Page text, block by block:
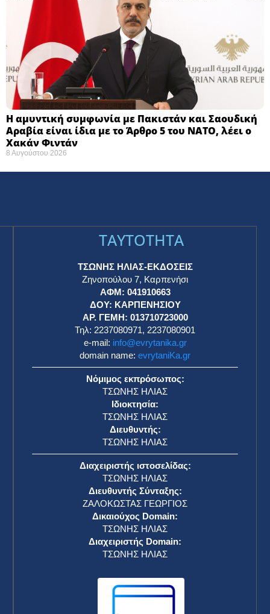
Η αμυντική συμφωνία με Πακιστάν και Σαουδική
Αραβία είναι ίδια με το Άρθρο 5 του ΝΑΤΟ, λέει ο
Χακάν Φιντάν
8 Αυγούστου 2026
TAYTOTHTA
ΤΣΩΝΗΣ ΗΛΙΑΣ-ΕΚΔΟΣΕΙΣ
Ζηνοπούλου 7, Καρπενήσι
ΑΦΜ: 041910663
ΔΟΥ: ΚΑΡΠΕΝΗΣΙΟΥ
ΑΡ. ΓΕΜΗ: 013710723000
Τηλ: 2237080971, 2237080901
e-mail: info@evrytanika.gr
domain name: evrytaniKa.gr
Νόμιμος εκπρόσωπος:
ΤΣΩΝΗΣ ΗΛΙΑΣ
Ιδιοκτησία:
ΤΣΩΝΗΣ ΗΛΙΑΣ
Διευθυντής:
ΤΣΩΝΗΣ ΗΛΙΑΣ
Διαχειριστής ιστοσελίδας:
ΤΣΩΝΗΣ ΗΛΙΑΣ
Διευθυντής Σύνταξης:
ΖΑΛΟΚΩΣΤΑΣ ΓΕΩΡΓΙΟΣ
Δικαιούχος Domain:
ΤΣΩΝΗΣ ΗΛΙΑΣ
Διαχειριστής Domain:
ΤΣΩΝΗΣ ΗΛΙΑΣ